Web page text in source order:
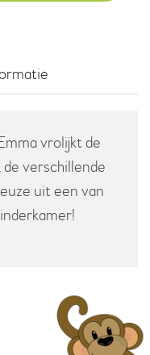
vrolijkt de
verschillende
uit een van